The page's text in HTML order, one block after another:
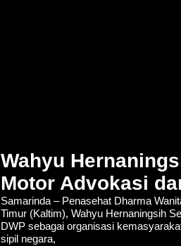
Wahyu
Motor Advokasi
Samarinda – Penasehat Dharma
Timur (Kaltim), Wahyu Hernaningsih
DWP sebagai organisasi
sipil negara,